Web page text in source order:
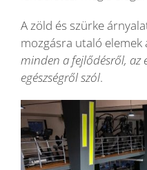
A zöld és szürke
mozgásra utaló
minden a fejlődésről, az
egészségről szól.